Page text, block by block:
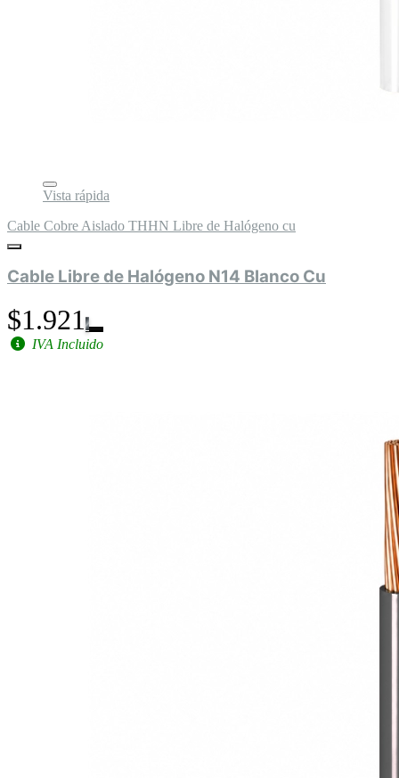
Vista rápida
Cable Cobre Aislado THHN Libre de Halógeno cu
Cable Libre de Halógeno N14 Blanco Cu
$1.921
IVA Incluido